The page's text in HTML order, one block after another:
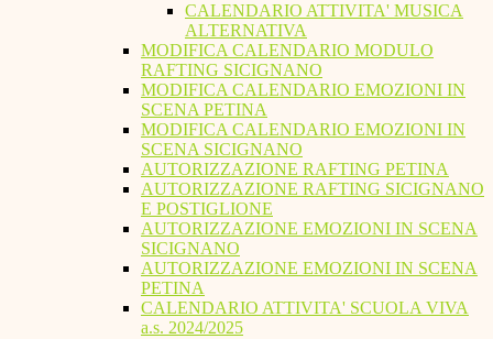
CALENDARIO ATTIVITA' MUSICA
ALTERNATIVA
MODIFICA CALENDARIO MODULO
RAFTING SICIGNANO
MODIFICA CALENDARIO EMOZIONI IN
SCENA PETINA
MODIFICA CALENDARIO EMOZIONI IN
SCENA SICIGNANO
AUTORIZZAZIONE RAFTING PETINA
AUTORIZZAZIONE RAFTING SICIGNANO
E POSTIGLIONE
AUTORIZZAZIONE EMOZIONI IN SCENA
SICIGNANO
AUTORIZZAZIONE EMOZIONI IN SCENA
PETINA
CALENDARIO ATTIVITA' SCUOLA VIVA
a.s. 2024/2025